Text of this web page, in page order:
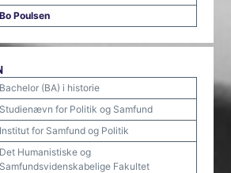
Bo Poulsen
Bachelor (BA) i historie
Studienævn for Politik og Samfund
Institut for Samfund og Politik
Det Humanistiske og
Samfundsvidenskabelige Fakultet